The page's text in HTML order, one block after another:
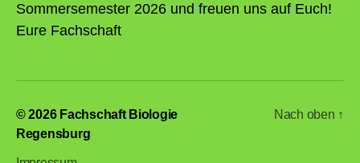
Sommersemester 2026 und freuen uns auf Euch!
Eure Fachschaft
© 2026 Fachschaft Biologie
Regensburg
Nach oben ↑